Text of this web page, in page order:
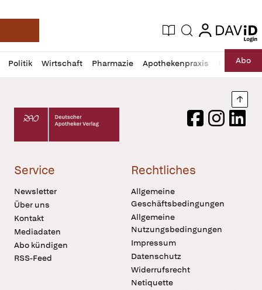
Deutsche Apotheker Zeitung
Aktuelle Ausgabe
Suche login
login
Politik Wirtschaft Pharmazie Apothekenpraxis RechtAbo
Profil
öffnen
Daz
Pur
Deutscher Apotheker Verlag Logo
FacebookInstagram
Service
Newsletter
Über uns
Kontakt
Mediadaten
Abo kündigen
RSS-Feed
Rechtliches
Allgemeine
Geschäftsbedingungen
Allgemeine
Nutzungsbedingungen
Impressum
Datenschutz
Widerrufsrecht
Netiquette